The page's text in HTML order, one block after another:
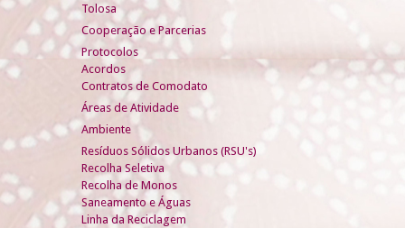
Tolosa
Cooperação e Parcerias
Protocolos
Acordos
Contratos de Comodato
Áreas de Atividade
Ambiente
Resíduos Sólidos Urbanos (RSU's)
Recolha Seletiva
Recolha de Monos
Saneamento e Águas
Linha da Reciclagem